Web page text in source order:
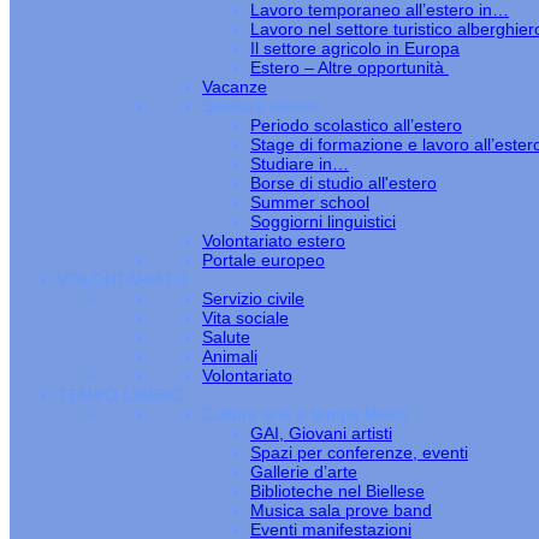
Lavoro temporaneo all’estero in…
Lavoro nel settore turistico
Il settore agricolo in Europa
Estero – Altre opportunità
Vacanze
Studiare estero
Periodo scolastico all’estero
Stage di formazione e lavoro
Studiare in…
Borse di studio all'estero
Summer school
Soggiorni linguistici
Volontariato estero
Portale europeo
VOLONTARIATO
Servizio civile
Vita sociale
Salute
Animali
Volontariato
TEMPO LIBERO
Cultura arte e tempo libero
GAI, Giovani artisti
Spazi per conferenze, eventi
Gallerie d’arte
Biblioteche nel Biellese
Musica sala prove band
Eventi manifestazioni